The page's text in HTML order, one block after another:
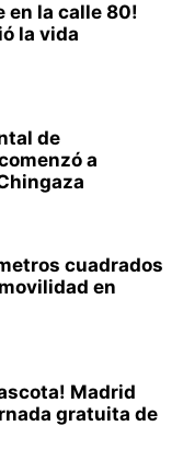
en la calle 80!
la vida
de
a
cuadrados
en
Madrid
gratuita de